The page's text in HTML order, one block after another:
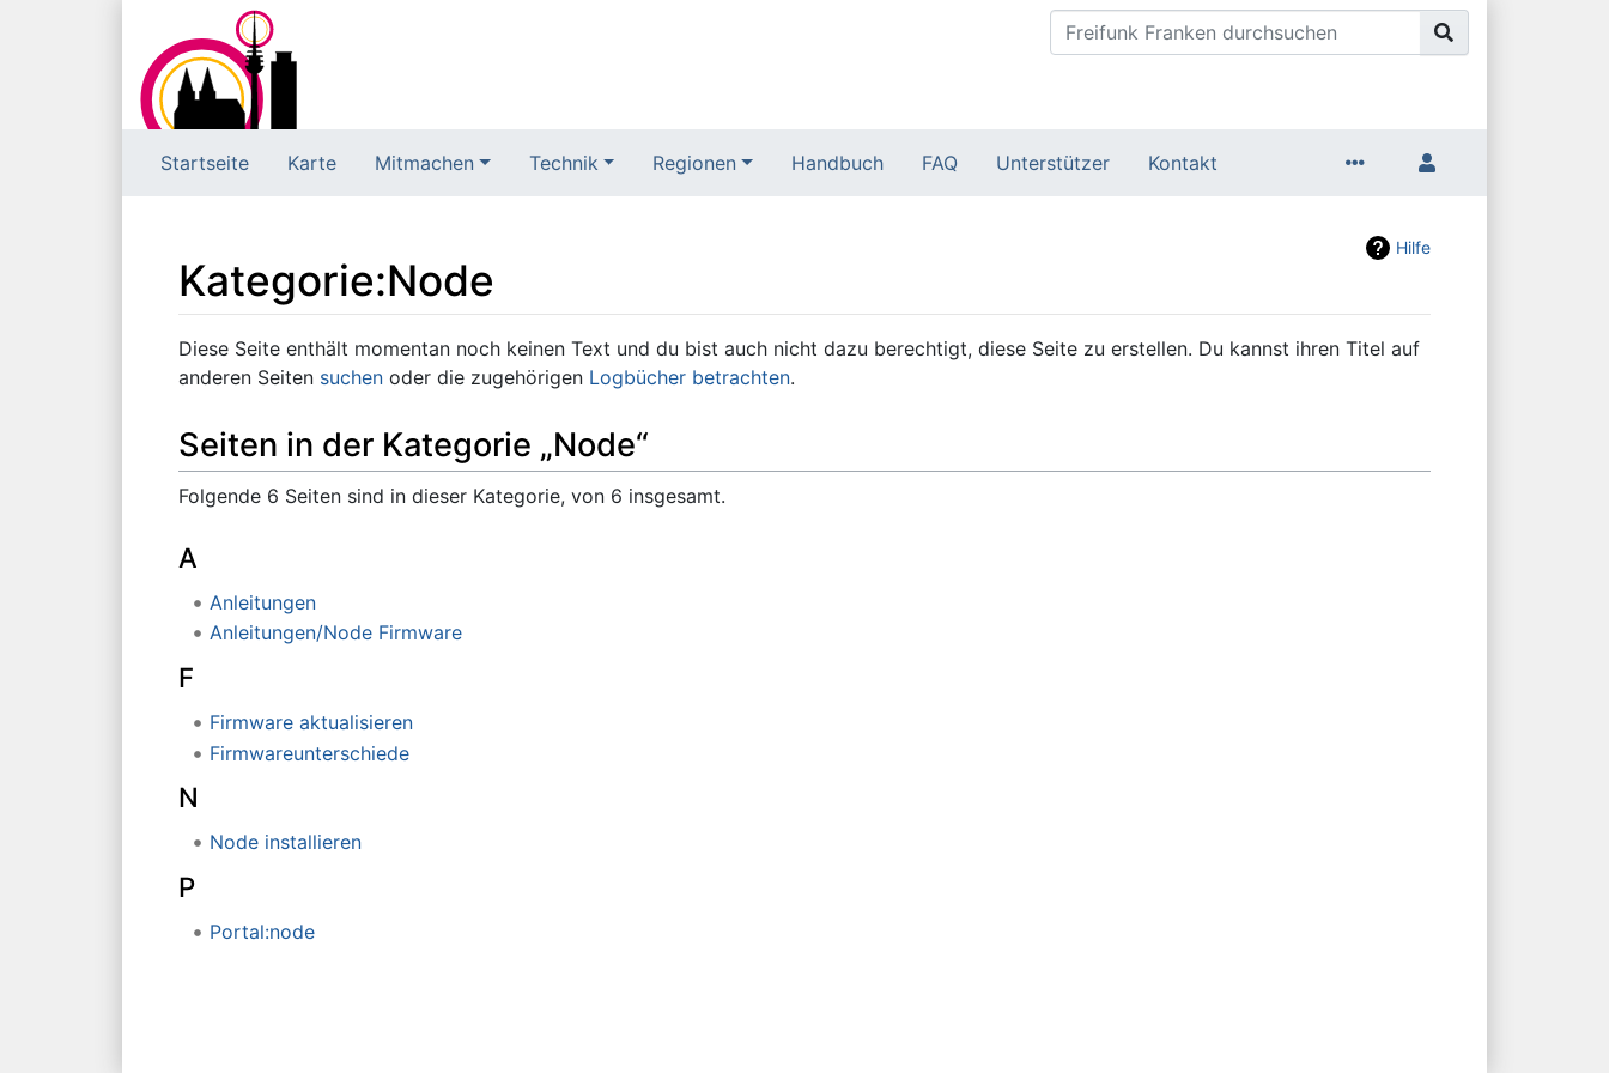
Startseite Karte Mitmachen Technik Regionen Handbuch FAQ Unterstützer Kontakt
Hilfe
Kategorie:Node
Wechseln zu:Navigation,Suche
Diese Seite enthält momentan noch keinen Text und du bist auch nicht dazu berechtigt, diese Seite zu erstellen. Du kannst ihren Titel auf
anderen Seiten suchen oder die zugehörigen Logbücher betrachten.
Seiten in der Kategorie „Node“
Folgende 6 Seiten sind in dieser Kategorie, von 6 insgesamt.
A
Anleitungen
Anleitungen/Node Firmware
F
Firmware aktualisieren
Firmwareunterschiede
N
Node installieren
P
Portal:node